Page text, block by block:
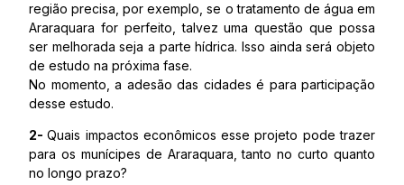
região precisa, por exemplo, se o tratamento de água em
Araraquara for perfeito, talvez uma questão que possa
ser melhorada seja a parte hídrica. Isso ainda será objeto
de estudo na próxima fase.
No momento, a adesão das cidades é para participação
desse estudo.
2-Quais impactos econômicos esse projeto pode trazer
para os munícipes de Araraquara, tanto no curto quanto
no longo prazo?